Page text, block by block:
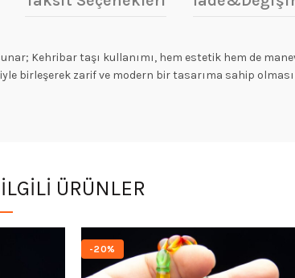
Kehribar taşı kullanımı, hem estetik hem de
birleşerek zarif ve modern bir tasarıma sahip
İLGILI ÜRÜNLER
-20%